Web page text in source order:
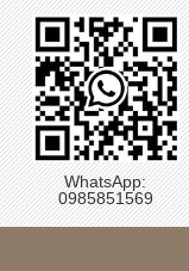
WhatsApp:
0985851569